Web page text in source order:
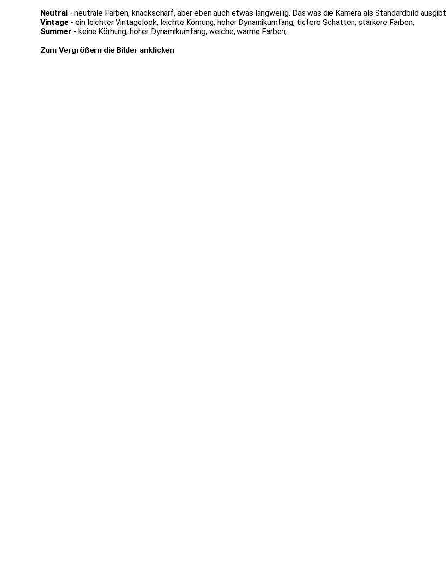
Neutral - neutrale Farben, knackscharf, aber eben auch etwas langweilig. Das was die Kamera als Standardbild ausgibt
Vintage - ein leichter Vintagelook, leichte Körnung, hoher Dynamikumfang, tiefere Schatten, stärkere Farben,
Summer - keine Körnung, hoher Dynamikumfang, weiche, warme Farben,
Zum Vergrößern die Bilder anklicken